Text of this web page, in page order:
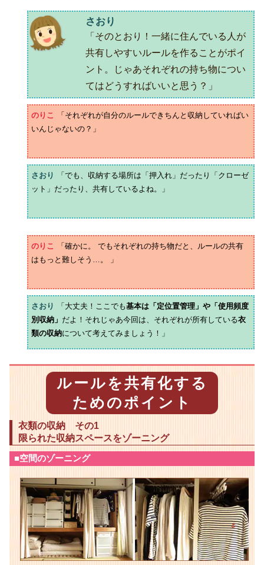
さおり
「そのとおり！一緒に住んでいる人が
共有しやすいルールを作ることがポイ
ント。じゃあそれぞれの持ち物につい
てはどうすればいいと思う？」
のりこ
「それぞれが自分のルールできちんと収納していればい
いんじゃないの？」
さおり
「でも、収納する場所は「押入れ」だったり「クローゼ
ット」だったり、共有しているよね。」
のりこ
「確かに。 でもそれぞれの持ち物だと、ルールの共有
はもっと難しそう…。 」
さおり 「大丈夫！ここでも基本は「定位置管理」や「使用頻度
別収納」 だよ！それじゃあ今回は、それぞれが所有している衣
類の収納について考えてみましょう！」
ルールを共有化する
ためのポイント
衣類の収納 その1
限られた収納スペースをゾーニング
■空間のゾーニング